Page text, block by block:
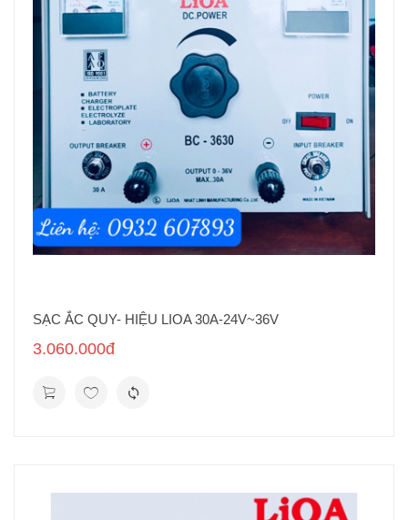
SẠC ẮC QUY- HIỆU LIOA 30A-24V~36V
3.060.000đ